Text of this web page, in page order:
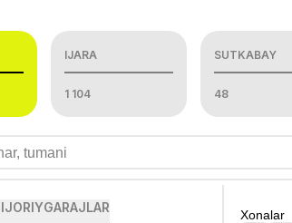
IJARA
1 104
SUTKABAY
48
GARAJLAR Xonalar